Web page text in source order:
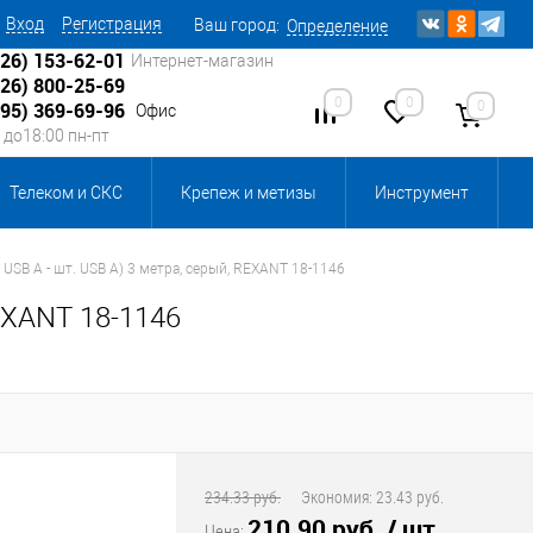
Вход Регистрация Ваш город: Определение
153-62-01 Интернет-магазин
800-25-69
369-69-96 Офис
до18:00 пн-пт
0 0 0
Телеком и СКС Крепеж и метизы Инструмент
Источники питания Кабеленесущие системы
и комплектующие, бытовая химия
A - шт. USB A) 3 метра, серый, REXANT 18-1146
18-1146
234.33 руб. Экономия: 23.43 руб.